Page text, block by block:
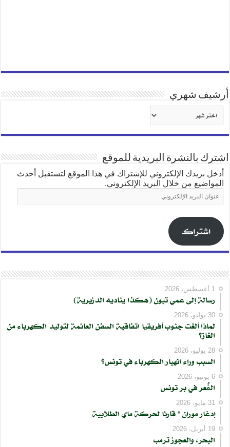
أرشيف شهري
شهري
اشترك بالنشرة البريدية للموقع
أدخل بريدك الإلكتروني للإشتراك في هذا الموقع لتستقبل أحدث
المواضيع من خلال البريد الإلكتروني.
عنوان
البريد
اشتراك
1 أغسطس، 2026
رسالة إلى عمي تبون (هكذا يناديه الدزيرية)
30 يوليو، 2026
لماذا ألغت جنوب أفريقيا اتفاقية السفن العائمة لتوليد الكهرباء من
الغاز؟
28 يوليو، 2026
السبب وراء انهيار الكهرباء في تونس؟
6 يونيو، 2026
الڨُعر في بر تونس
31 مايو، 2026
إدغار موران * قارئا لحركة ماي الطلابية
19 أبريل، 2026
البحر، والعجوز ترمب